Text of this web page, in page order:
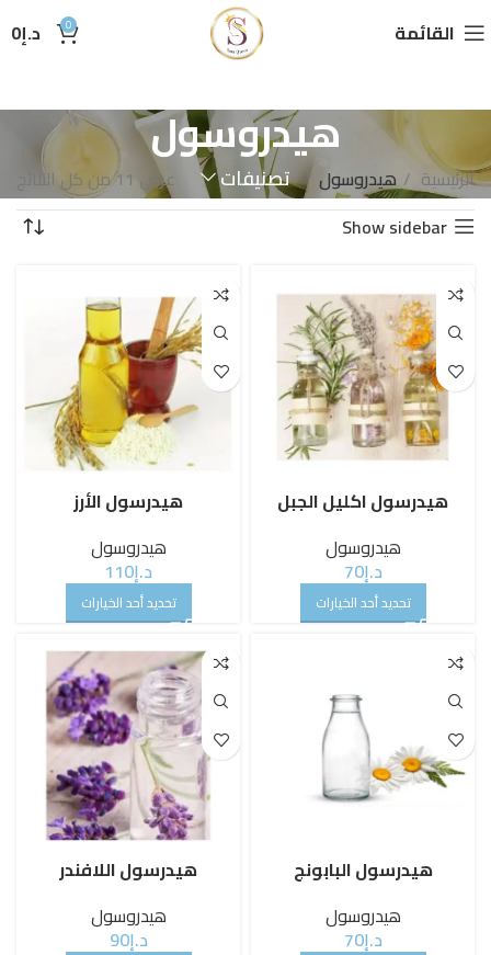
القائمة 0 د.إ0
هيدروسول
تصنيفات الرئيسية هيدروسول
عرض ⁦11⁩ من كل النتائج
Show sidebar
هيدرسول اكليل الجبل
هيدروسول
د.إ70
تحديد أحد الخيارات
هيدرسول الأرز
هيدروسول
د.إ110
تحديد أحد الخيارات
هيدرسول البابونج
هيدروسول
د.إ70
هيدرسول اللافندر
هيدروسول
د.إ90